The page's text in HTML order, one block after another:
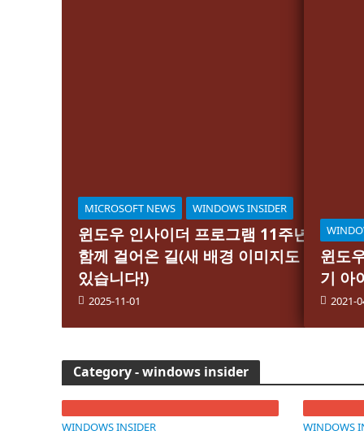
MICROSOFT NEWS WINDOWS INSIDER
윈도우 인사이더 프로그램 11주년,
함께 걸어온 길(새 배경 이미지도
있습니다!)
2025-11-01
윈도
기 아
2021-
Category - windows insider
WINDOWS INSIDER WINDOWS